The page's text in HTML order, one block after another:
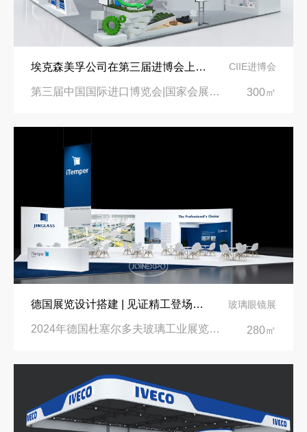
埃克森美孚公司在第三届进博会上展示非凡的展台搭建设计 CIIE进博会
第三届中国国际进口博览会|国家会展中心 300㎡
德国展览设计搭建 | 见证精工登场玻璃工业展览会 Glasstec 2024 玻璃眼镜展
2024年德国杜塞尔多夫玻璃工业展览会Glasstec|德国杜塞尔多夫会展中心 280㎡